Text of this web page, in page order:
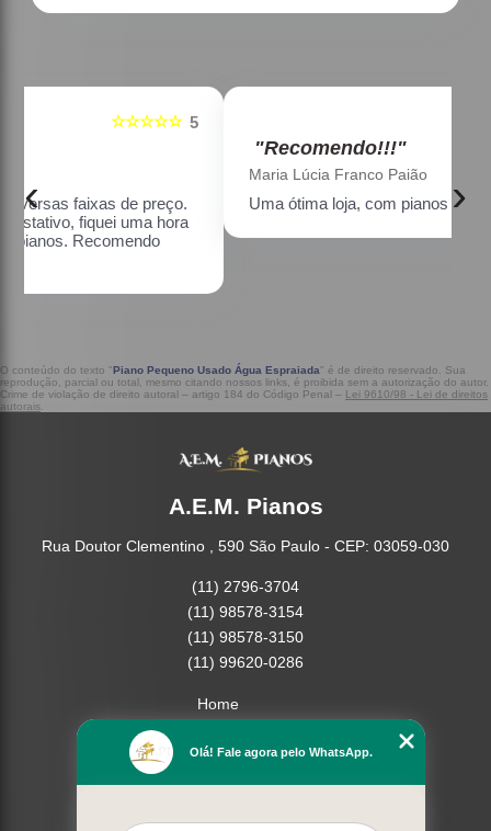
Uma ótima loja, com pianos bons, amei.
‹ ›
O conteúdo do texto "Piano Pequeno Usado Água Espraiada" é de direito reservado. Sua
reprodução, parcial ou total, mesmo citando nossos links, é proibida sem a autorização do autor.
Crime de violação de direito autoral – artigo 184 do Código Penal – Lei 9610/98 - Lei de direitos
autorais
A.E.M. Pianos
Rua Doutor Clementino , 590 São Paulo - CEP: 03059-030
(11) 2796-3704
(11) 98578-3154
(11) 98578-3150
(11) 99620-0286
Home
Missão
Olá! Fale agora pelo WhatsApp.